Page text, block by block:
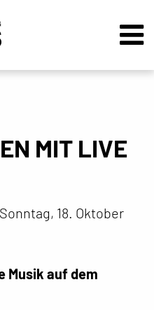
MIT LIVE
18. Oktober
Musik auf dem